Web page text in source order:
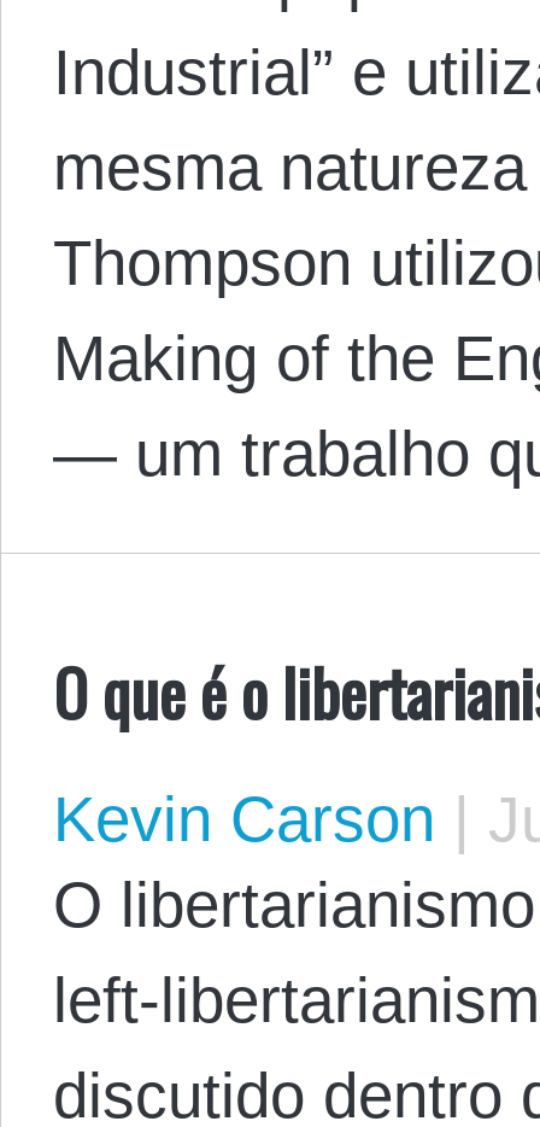
Industrial” e
mesma
Thompson
Making of the
— um trabalho
O que é o
Kevin Carson |
O
left-
discutido dentro